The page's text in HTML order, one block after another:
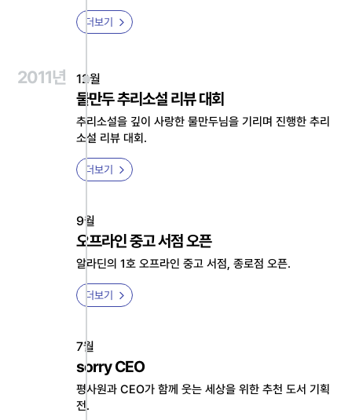
더보기
2011년 12월
물만두 추리소설 리뷰 대회
추리소설을 깊이 사랑한 물만두님을 기리며 진행한 추리
소설 리뷰 대회.
더보기
9월
오프라인 중고 서점 오픈
알라딘의 1호 오프라인 중고 서점, 종로점 오픈.
더보기
7월
sorry CEO
평사원과 CEO가 함께 웃는 세상을 위한 추천 도서 기획
전.